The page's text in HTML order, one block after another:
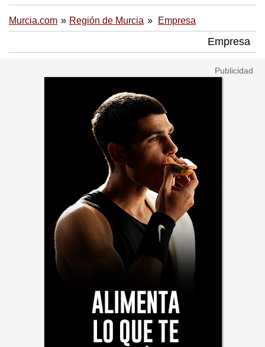
Murcia.com Región de Murcia Empresa
Empresa